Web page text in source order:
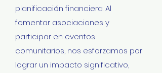
planificación financiera. Al
fomentar asociaciones y
participar en eventos
comunitarios, nos esforzamos por
lograr un impacto significativo,